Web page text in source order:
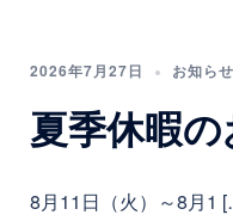
2026年7月27日 お知らせ
夏季休暇
8月11日（火）～8月1